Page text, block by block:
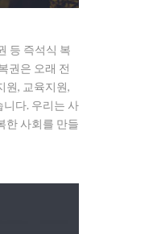
등 즉석식 복
권은 오래 전
원, 교육지원,
다. 우리는 사
한 사회를 만들